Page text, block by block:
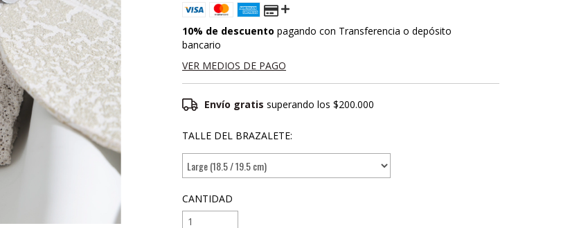
10% de descuento pagando con Transferencia o depósito
bancario
VER MEDIOS DE PAGO
Envío gratis superando los$200.000
TALLE DEL BRAZALETE:
CANTIDAD